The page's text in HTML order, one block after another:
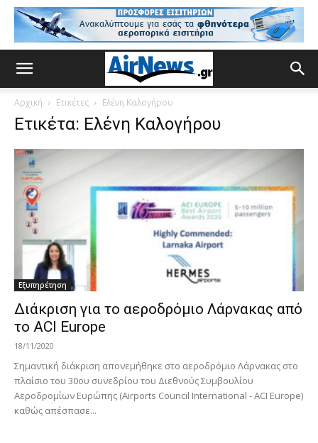
Αρχική Ετικέτες Ελένη Καλογήρου
Ετικέτα: Ελένη Καλογήρου
Εξυπηρέτηση
Διάκριση για το αεροδρόμιο Λάρνακας από
το ACI Europe
18/11/2020
Σημαντική διάκριση απονεμήθηκε στο αεροδρόμιο Λάρνακας στο
πλαίσιο του 30ου συνεδρίου του Διεθνούς Συμβουλίου
Αεροδρομίων Ευρώπης (Airports Council International - ACI Europe)
καθώς απέσπασε...